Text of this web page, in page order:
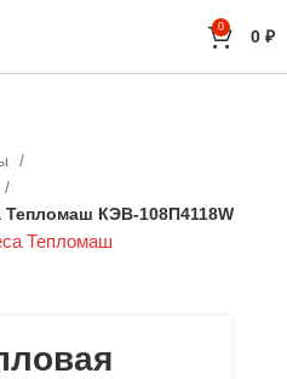
0 0 ₽
Тепломаш КЭВ-108П4118W